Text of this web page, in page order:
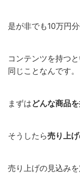
是が非でも10万円
コンテンツを持つ
同じことなんです。
まずはどんな商品
そうしたら売り上げ
売り上げの見込み